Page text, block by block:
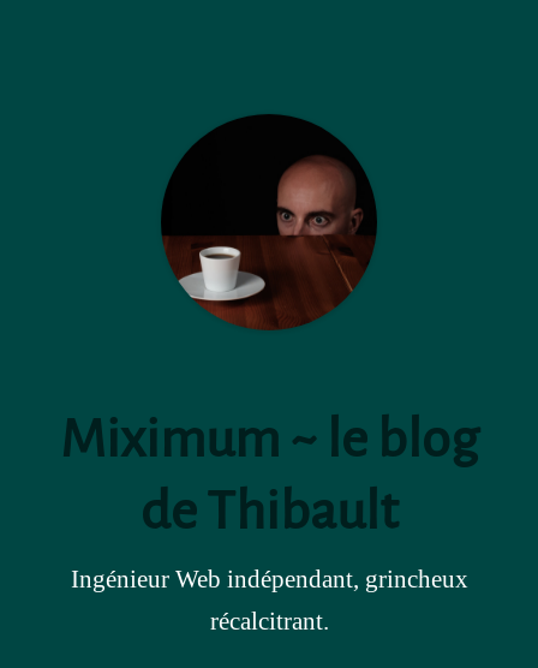
Miximum ~ le blog
de Thibault
Ingénieur Web indépendant, grincheux
récalcitrant.